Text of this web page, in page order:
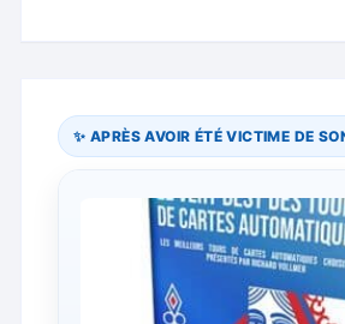
être
choisies
la
page
du
produit
✨ APRÈS AVOIR ÉTÉ VICTIME DE